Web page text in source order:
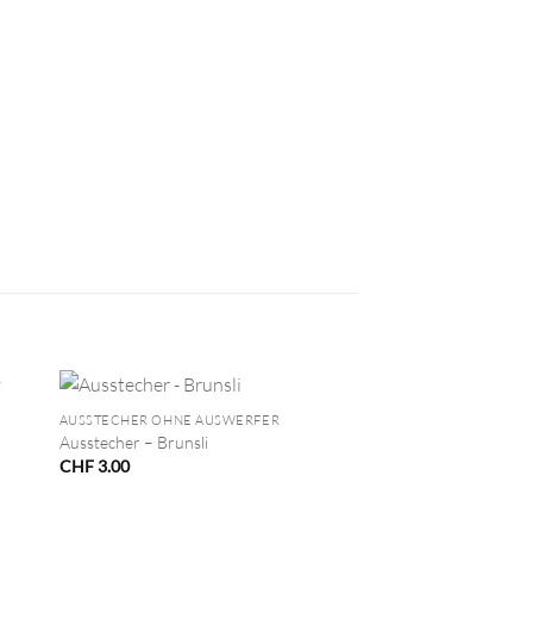
AUSSTECHER OHNE AUSWERFER
Ausstecher – Brunsli
CHF3.00